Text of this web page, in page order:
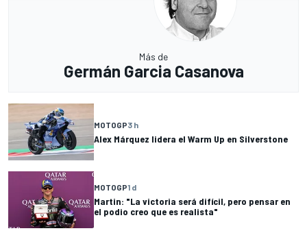
Más de
Germán Garcia Casanova
MOTOGP3 h
Alex Márquez lidera el Warm Up en Silverstone
MOTOGP1 d
Martin: "La victoria será difícil, pero pensar en
el podio creo que es realista"